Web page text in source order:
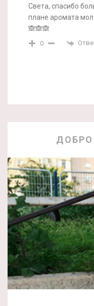
Света, спасибо
плане аромата
🙈🙈🙈
0